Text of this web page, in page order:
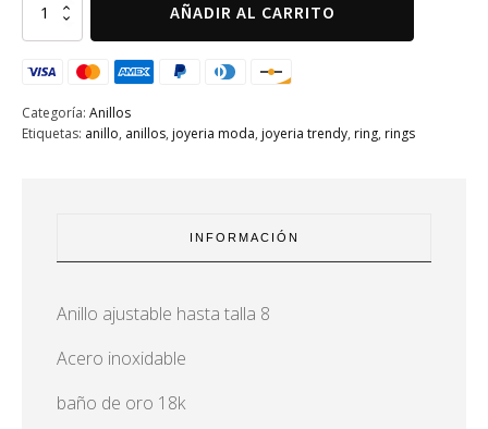
cuadrado
acero
inox
cantidad
AÑADIR AL CARRITO
Categoría: Anillos
Etiquetas: anillo, anillos, joyeria moda, joyeria trendy, ring, rings
INFORMACIÓN
Anillo ajustable hasta talla 8
Acero inoxidable
baño de oro 18k